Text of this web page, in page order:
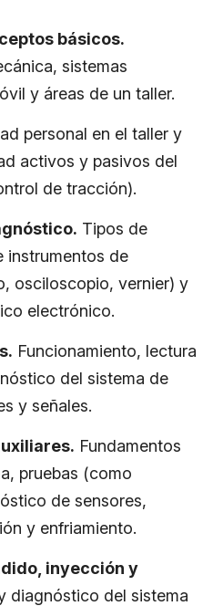
básicos.
sistemas
y áreas de un taller.
personal en el taller y
activos y pasivos del
de tracción).
Tipos de
instrumentos de
osciloscopio, vernier) y
electrónico.
Funcionamiento, lectura
del sistema de
y señales.
Fundamentos
pruebas (como
de sensores,
y enfriamiento.
inyección y
diagnóstico del sistema